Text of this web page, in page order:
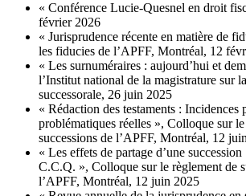
« Conférence Lucie-Quesnel en droit
février 2026
« Jurisprudence récente en matière de
les fiducies de l’APFF, Montréal, 12
« Les surnuméraires : aujourd’hui et
l’Institut national de la magistrature sur
successorale, 26 juin 2025
« Rédaction des testaments : Incidences
problématiques réelles », Colloque sur
successions de l’APFF, Montréal, 12
« Les effets de partage d’une
C.C.Q. », Colloque sur le règlement de
l’APFF, Montréal, 12 juin 2025